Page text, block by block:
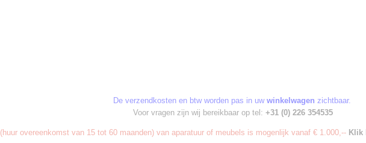
De verzendkosten en btw worden pas in uw winkelwagen zichtbaar.
Voor vragen zijn wij bereikbaar op tel: +31 (0) 226 354535
(huur overeenkomst van 15 tot 60 maanden) van aparatuur of meubels is mogenlijk vanaf € 1.000,-- Klik